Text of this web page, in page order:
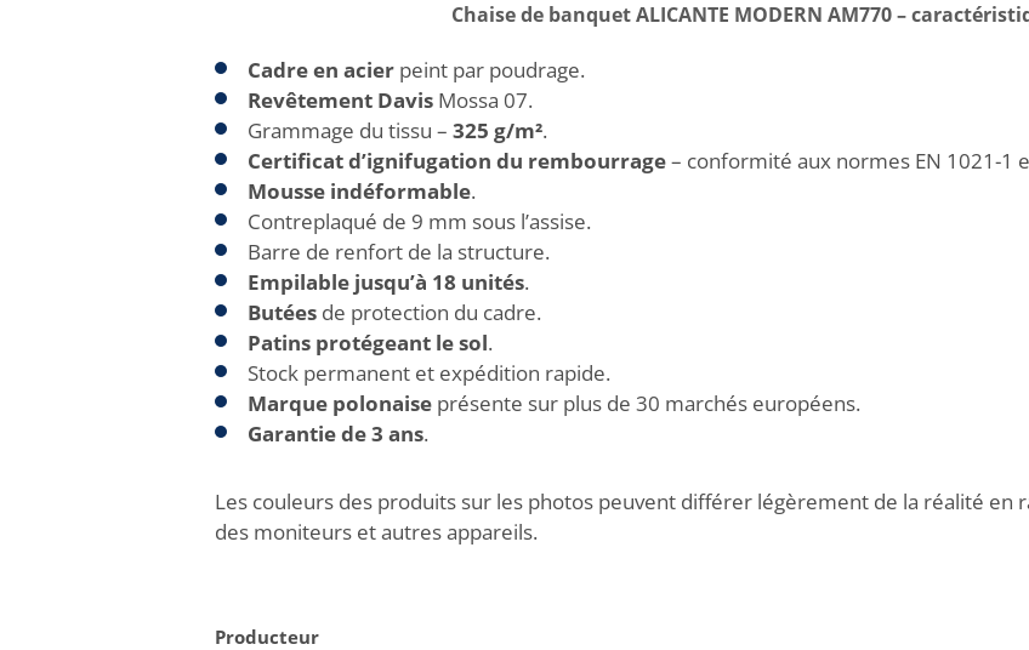
Chaise de banquet ALICANTE MODERN AM770 –
Cadre en acier peint par poudrage.
Revêtement Davis Mossa 07.
Grammage du tissu – 325 g/m².
Certificat d’ignifugation du rembourrage– conformité aux normes EN 1021-1
Mousse indéformable.
Contreplaqué de 9 mm sous l’assise.
Barre de renfort de la structure.
Empilable jusqu’à 18 unités.
Butées de protection du cadre.
Patins protégeant le sol.
Stock permanent et expédition rapide.
Marque polonaise présente sur plus de 30 marchés européens.
Garantie de 3 ans.
Les couleurs des produits sur les photos peuvent différer légèrement de la réalité en
des moniteurs et autres appareils.
Producteur